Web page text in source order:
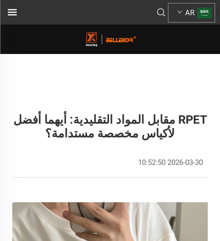
AR
RPET مقابل المواد التقليدية: أيهما أفضل
لأكياس مخصصة مستدامة؟
2026-03-30 10:52:50